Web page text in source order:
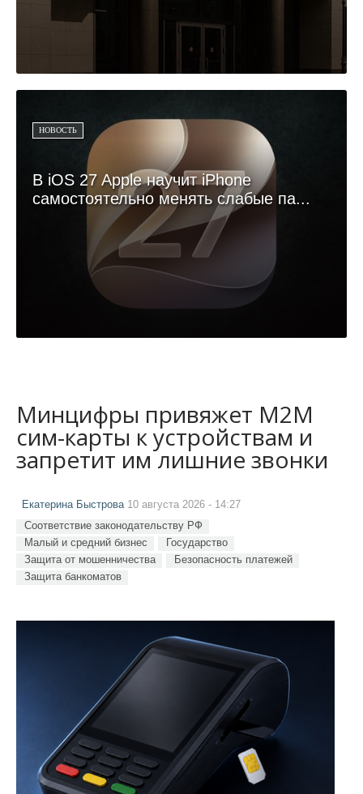
НОВОСТЬ
В iOS 27 Apple научит iPhone
самостоятельно менять слабые па...
Минцифры привяжет M2M
сим-карты к устройствам и
запретит им лишние звонки
Екатерина Быстрова 10 августа 2026 - 14:27
Соответствие законодательству РФ
Малый и средний бизнес
Государство
Защита от мошенничества
Безопасность платежей
Защита банкоматов